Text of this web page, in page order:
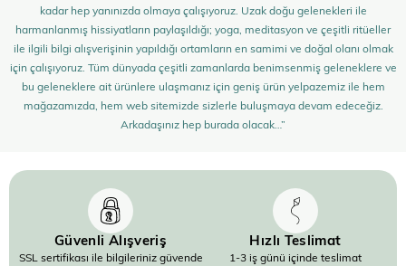
kadar hep yanınızda olmaya çalışıyoruz. Uzak doğu gelenekleri ile
harmanlanmış hissiyatların paylaşıldığı; yoga, meditasyon ve çeşitli ritüeller
ile ilgili bilgi alışverişinin yapıldığı ortamların en samimi ve doğal olanı olmak
için çalışıyoruz. Tüm dünyada çeşitli zamanlarda benimsenmiş geleneklere ve
bu geleneklere ait ürünlere ulaşmanız için geniş ürün yelpazemiz ile hem
mağazamızda, hem web sitemizde sizlerle buluşmaya devam edeceğiz.
Arkadaşınız hep burada olacak…”
Güvenli Alışveriş
SSL sertifikası ile bilgileriniz güvende
Hızlı Teslimat
1-3 iş günü içinde teslimat